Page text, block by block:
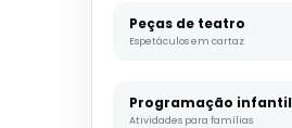
Peças de teatro
Espetáculos em cartaz
Programação infantil
Atividades para famílias